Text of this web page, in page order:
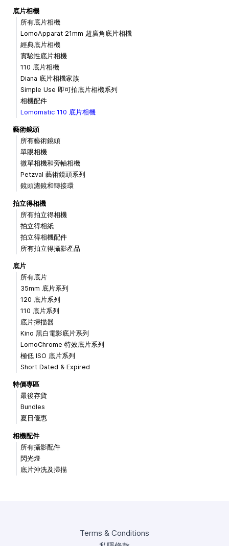
底片相機
所有底片相機
LomoApparat 21mm 超廣角底片相機
經典底片相機
實驗性底片相機
110 底片相機
Diana 底片相機家族
Simple Use 即可拍底片相機系列
相機配件
Lomomatic 110 底片相機
藝術鏡頭
所有藝術鏡頭
單眼相機
微單相機和旁軸相機
Petzval 藝術鏡頭系列
鏡頭濾鏡和轉接環
拍立得相機
所有拍立得相機
拍立得相紙
拍立得相機配件
所有拍立得攝影產品
底片
所有底片
35mm 底片系列
120 底片系列
110 底片系列
底片掃描器
Kino 黑白電影底片系列
LomoChrome 特效底片系列
極低 ISO 底片系列
Short Dated & Expired
特價專區
最後存貨
Bundles
夏日優惠
相機配件
所有攝影配件
閃光燈
底片沖洗及掃描
Terms & Conditions